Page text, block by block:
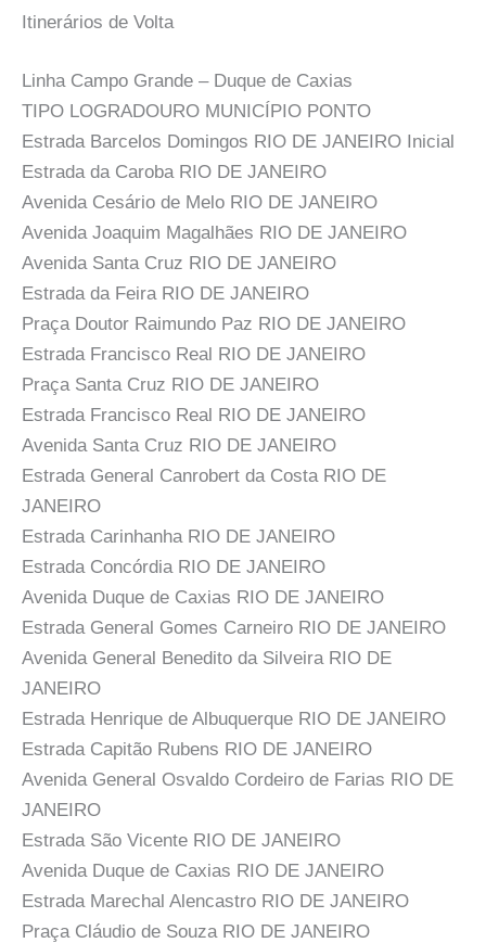
Itinerários de Volta
Linha Campo Grande – Duque de Caxias
TIPO LOGRADOURO MUNICÍPIO PONTO
Estrada Barcelos Domingos RIO DE JANEIRO Inicial
Estrada da Caroba RIO DE JANEIRO
Avenida Cesário de Melo RIO DE JANEIRO
Avenida Joaquim Magalhães RIO DE JANEIRO
Avenida Santa Cruz RIO DE JANEIRO
Estrada da Feira RIO DE JANEIRO
Praça Doutor Raimundo Paz RIO DE JANEIRO
Estrada Francisco Real RIO DE JANEIRO
Praça Santa Cruz RIO DE JANEIRO
Estrada Francisco Real RIO DE JANEIRO
Avenida Santa Cruz RIO DE JANEIRO
Estrada General Canrobert da Costa RIO DE
JANEIRO
Estrada Carinhanha RIO DE JANEIRO
Estrada Concórdia RIO DE JANEIRO
Avenida Duque de Caxias RIO DE JANEIRO
Estrada General Gomes Carneiro RIO DE JANEIRO
Avenida General Benedito da Silveira RIO DE
JANEIRO
Estrada Henrique de Albuquerque RIO DE JANEIRO
Estrada Capitão Rubens RIO DE JANEIRO
Avenida General Osvaldo Cordeiro de Farias RIO DE
JANEIRO
Estrada São Vicente RIO DE JANEIRO
Avenida Duque de Caxias RIO DE JANEIRO
Estrada Marechal Alencastro RIO DE JANEIRO
Praça Cláudio de Souza RIO DE JANEIRO